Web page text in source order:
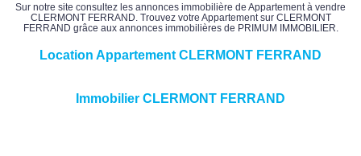
Sur notre site consultez les annonces immobilière de Appartement à vendre
CLERMONT FERRAND. Trouvez votre Appartement sur CLERMONT
FERRAND grâce aux annonces immobilières de PRIMUM IMMOBILIER.
Location Appartement CLERMONT FERRAND
Immobilier CLERMONT FERRAND